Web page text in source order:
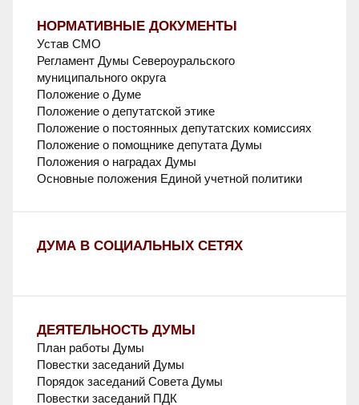
НОРМАТИВНЫЕ ДОКУМЕНТЫ
Устав СМО
Регламент Думы Североуральского
муниципального округа
Положение о Думе
Положение о депутатской этике
Положение о постоянных депутатских комиссиях
Положение о помощнике депутата Думы
Положения о наградах Думы
Основные положения Единой учетной политики
ДУМА В СОЦИАЛЬНЫХ СЕТЯХ
ДЕЯТЕЛЬНОСТЬ ДУМЫ
План работы Думы
Повестки заседаний Думы
Порядок заседаний Совета Думы
Повестки заседаний ПДК